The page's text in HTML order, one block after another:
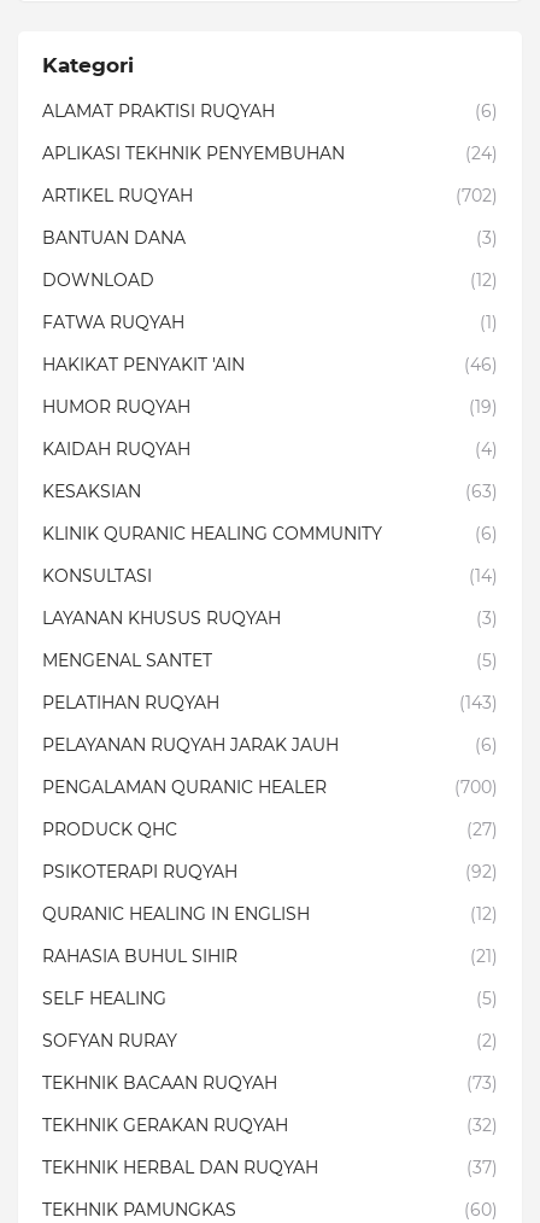
Kategori
ALAMAT PRAKTISI RUQYAH
(6)
APLIKASI TEKHNIK PENYEMBUHAN
(24)
ARTIKEL RUQYAH
(702)
BANTUAN DANA
(3)
DOWNLOAD
(12)
FATWA RUQYAH
(1)
HAKIKAT PENYAKIT 'AIN
(46)
HUMOR RUQYAH
(19)
KAIDAH RUQYAH
(4)
KESAKSIAN
(63)
KLINIK QURANIC HEALING COMMUNITY
(6)
KONSULTASI
(14)
LAYANAN KHUSUS RUQYAH
(3)
MENGENAL SANTET
(5)
PELATIHAN RUQYAH
(143)
PELAYANAN RUQYAH JARAK JAUH
(6)
PENGALAMAN QURANIC HEALER
(700)
PRODUCK QHC
(27)
PSIKOTERAPI RUQYAH
(92)
QURANIC HEALING IN ENGLISH
(12)
RAHASIA BUHUL SIHIR
(21)
SELF HEALING
(5)
SOFYAN RURAY
(2)
TEKHNIK BACAAN RUQYAH
(73)
TEKHNIK GERAKAN RUQYAH
(32)
TEKHNIK HERBAL DAN RUQYAH
(37)
TEKHNIK PAMUNGKAS
(60)